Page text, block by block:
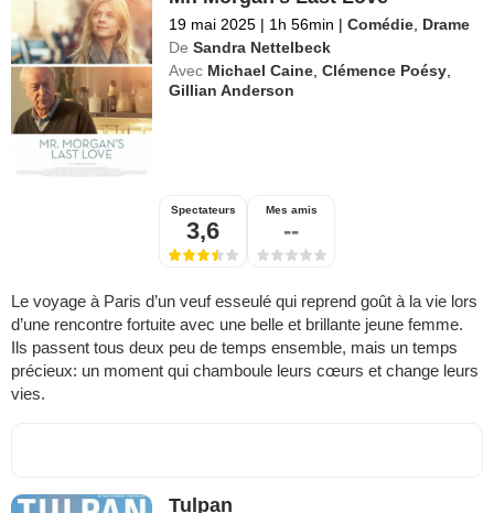
19 mai 2025 | 1h 56min | Comédie, Drame
De Sandra Nettelbeck
Avec Michael Caine,Clémence Poésy,
Gillian Anderson
Spectateurs
3,6
Mes amis
--
Le voyage à Paris d’un veuf esseulé qui reprend goût à la vie lors
d’une rencontre fortuite avec une belle et brillante jeune femme.
Ils passent tous deux peu de temps ensemble, mais un temps
précieux: un moment qui chamboule leurs cœurs et change leurs
vies.
Tulpan